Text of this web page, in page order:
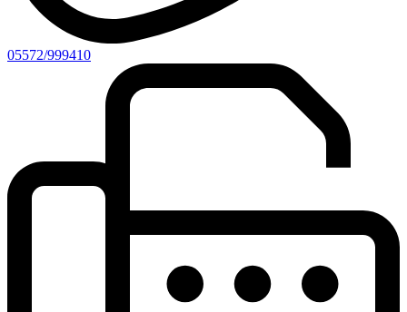
05572/999410